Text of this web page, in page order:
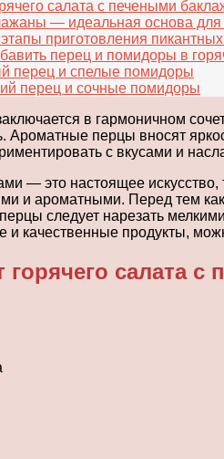
салата с печеными
— идеальная основа для
приготовления
перец и помидоры в
перец и спелые помидоры
перец и сочные помидоры
в гармоничном
Ароматные перцы вносят
с вкусами и
— это настоящее
и ароматными. Перед тем как
следует нарезать
и качественные продукты,
горячего салата